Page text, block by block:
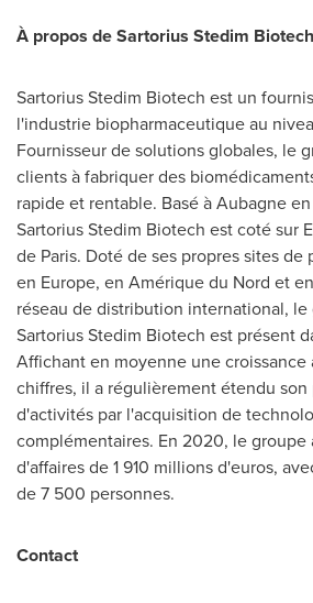
À propos de Sartorius Stedim Biotech
Sartorius Stedim Biotech est un
l'industrie biopharmaceutique au
Fournisseur de solutions globales, le
clients à fabriquer des
rapide et rentable. Basé à Aubagne en
Sartorius Stedim Biotech est coté sur
de Paris. Doté de ses propres sites
en Europe, en Amérique du Nord et
réseau de distribution international,
Sartorius Stedim Biotech est présent
Affichant en moyenne une
chiffres, il a régulièrement étendu
d'activités par l'acquisition de
complémentaires. En 2020, le groupe
d'affaires de 1 910 millions d'euros,
de 7 500 personnes.
Contact